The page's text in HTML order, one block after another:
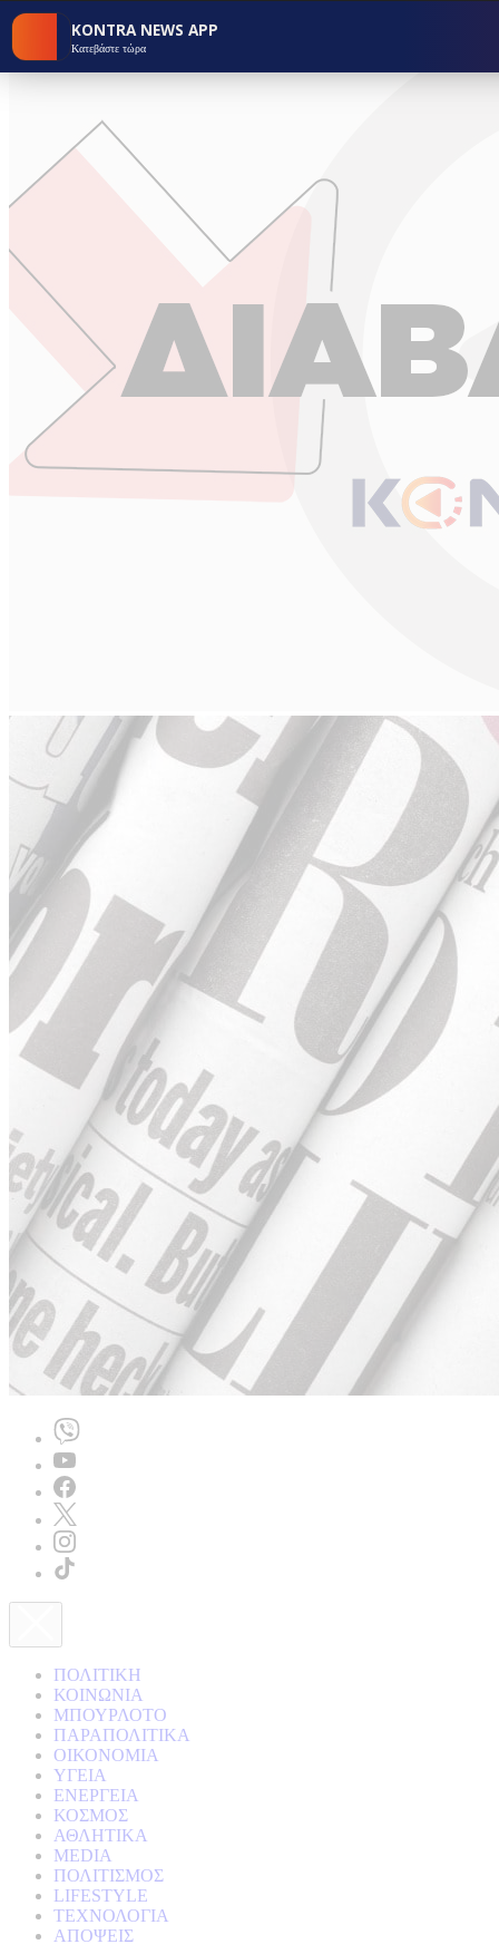
ΠΟΛΙΤΙΚΗ
ΚΟΙΝΩΝΙΑ
ΜΠΟΥΡΛΟΤΟ
ΠΑΡΑΠΟΛΙΤΙΚΑ
ΟΙΚΟΝΟΜΙΑ
ΥΓΕΙΑ
ΕΝΕΡΓΕΙΑ
ΚΟΣΜΟΣ
ΑΘΛΗΤΙΚΑ
MEDIA
ΠΟΛΙΤΙΣΜΟΣ
LIFESTYLE
ΤΕΧΝΟΛΟΓΙΑ
ΑΠΟΨΕΙΣ
KONTRA NEWS APP
Κατεβάστε τώρα